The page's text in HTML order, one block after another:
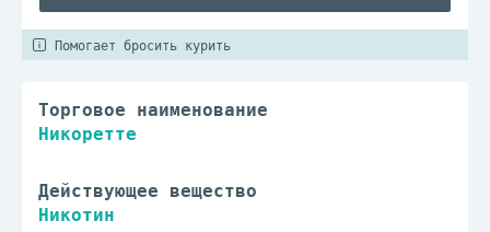
Помогает бросить курить
Торговое наименование
Никоретте
Действующее вещество
Никотин